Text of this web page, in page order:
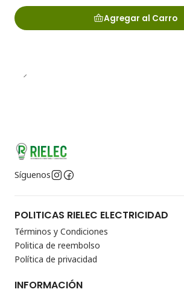
Agregar al Carro
Síguenos
POLITICAS RIELEC ELECTRICIDAD
Términos y Condiciones
Politica de reembolso
Política de privacidad
INFORMACIÓN